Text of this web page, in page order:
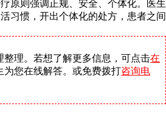
原则强调正规、安全、个体化。医生
习惯，开出个体化的处方，患者之间
整理。若想了解更多信息，可点击在
为您在线解答。或免费拨打咨询电